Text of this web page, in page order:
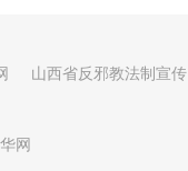
山西省反邪教法制宣传
网